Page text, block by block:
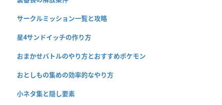
サークルミッション一覧と攻略
星4サンドイッチの作り方
おまかせバトルのやり方とおすすめポケモン
おとしもの集めの効率的なやり方
小ネタ集と隠し要素